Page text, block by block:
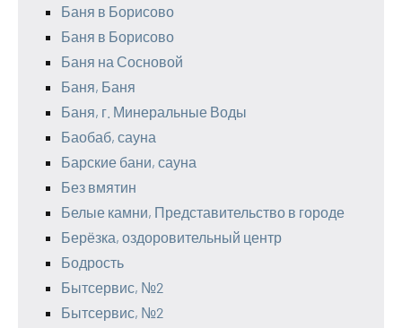
Баня в Борисово
Баня в Борисово
Баня на Сосновой
Баня, Баня
Баня, г. Минеральные Воды
Баобаб, сауна
Барские бани, сауна
Без вмятин
Белые камни, Представительство в городе
Берёзка, оздоровительный центр
Бодрость
Бытсервис, №2
Бытсервис, №2